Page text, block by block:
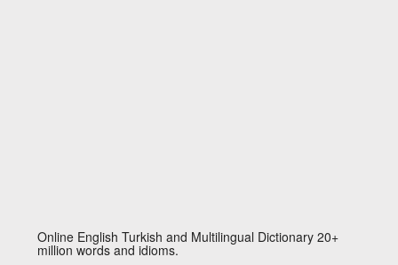
Online English Turkish and Multilingual Dictionary 20+
million words and idioms.